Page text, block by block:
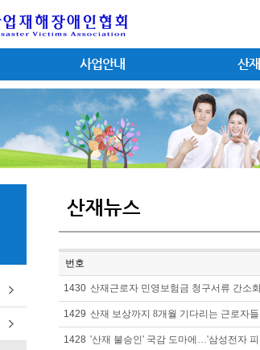
사업안내 산
산재뉴스
번호
1430 산재근로자 민영보험금 청구서류 간소
1429 산재 보상까지 8개월 기다리는 근로자
1428 '산재 불승인' 국감 도마에…'삼성전자 피